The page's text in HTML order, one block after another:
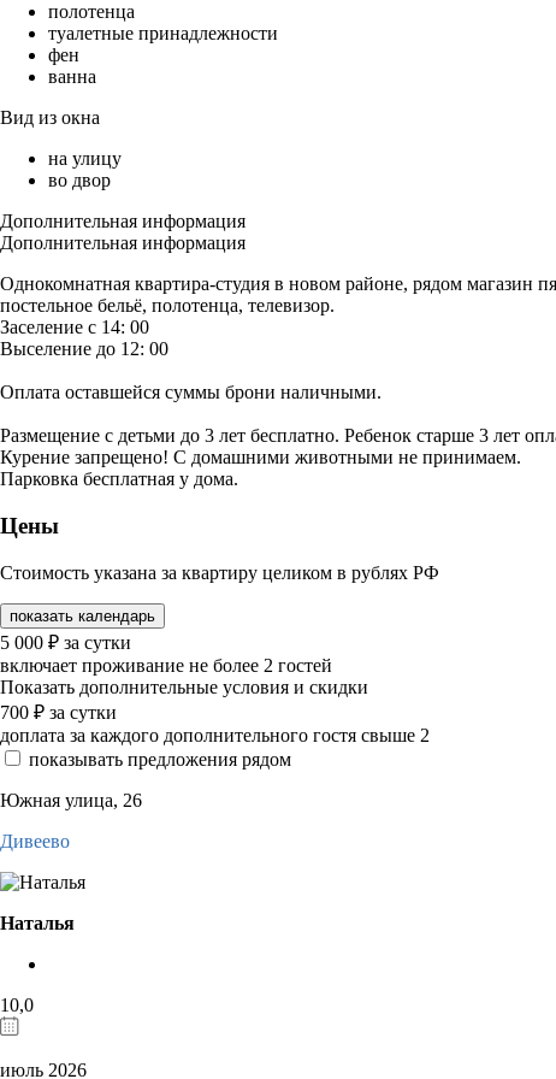
полотенца
туалетные принадлежности
фен
ванна
Вид из окна
на улицу
во двор
Дополнительная информация
Дополнительная информация
Однокомнатная квартира-студия в новом районе, рядом магазин
постельное бельё, полотенца, телевизор.
Заселение с 14: 00
Выселение до 12: 00
Оплата оставшейся суммы брони наличными.
Размещение с детьми до 3 лет бесплатно. Ребенок старше 3 лет
Курение запрещено! С домашними животными не принимаем.
Парковка бесплатная у дома.
Цены
Стоимость указана за квартиру целиком в рублях РФ
показать календарь
5 000 ₽ за сутки
включает проживание не более 2 гостей
Показать дополнительные условия и скидки
700 ₽ за сутки
доплата за каждого дополнительного гостя свыше 2
показывать предложения рядом
Южная улица, 26
Дивеево
Наталья
10,0
июль 2026